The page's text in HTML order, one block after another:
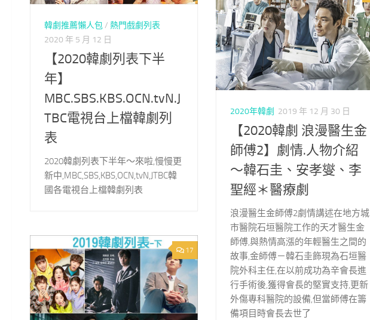
韓劇推薦懶人包/ 熱門戲劇列表
2020 年 5 月 12 日
【2020韓劇列表下半
年】
MBC.SBS.KBS.OCN.tvN.J
TBC電視台上檔韓劇列
表
2020韓劇列表下半年～來啦,慢慢更
新中,MBC,SBS,KBS,OCN,tvN,JTBC韓
國各電視台上檔韓劇列表
2020年韓劇 2019 年 12 月 30 日
【2020韓劇 浪漫醫生金
師傅2】劇情.人物介紹
～韓石圭、安孝燮、李
聖經＊醫療劇
浪漫醫生金師傅2劇情講述在地方城
市醫院石垣醫院工作的天才醫生金
師傅,與熱情高漲的年輕醫生之間的
故事,金師傅－韓石圭飾現為石垣醫
院外科主任,在以前成功為辛會長進
行手術後,獲得會長的堅實支持,更新
外傷專科醫院的設備,但當師傅在籌
備項目時會長去世了
17